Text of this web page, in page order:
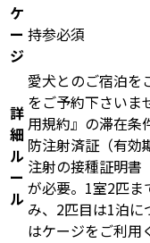
ケ
ー
ジ
持参必須
詳
細
ル
ー
ル
愛犬とのご宿泊を
をご予約下さいま
用規約』の滞在条
防注射済証（有効
注射の接種証明書
が必要。1室2匹ま
み、2匹目は1泊
はケージをご利用